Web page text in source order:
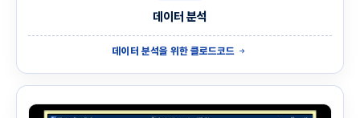
데이터 분석
데이터 분석을 위한 클로드코드